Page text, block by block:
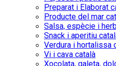
Preparat i Elaborat
Producte del mar
Salsa, espècie i
Snack i aperitiu
Verdura i hortalissa
Vi i cava català
Xocolata, galeta,